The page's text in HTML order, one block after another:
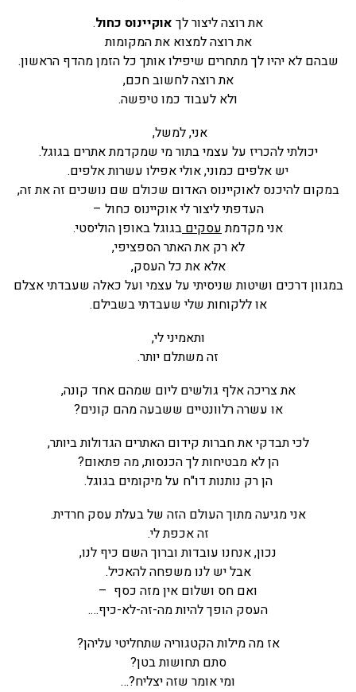
את רוצה ליצור לך אוקיינוס כחול.
את רוצה למצוא את המקומות
שבהם לא יהיו לך מתחרים שיפילו אותך כל הזמן מהדף הראשון.
את רוצה לחשוב חכם,
ולא לעבוד כמו טיפשה.
אני, למשל,
יכולתי להכריז על עצמי בתור מי שמקדמת אתרים בגוגל.
יש אלפים כמוני, אולי אפילו עשרות אלפים.
במקום להיכנס לאוקיינוס האדום שכולם שם נושכים זה את זה,
העדפתי ליצור לי אוקיינוס כחול –
אני מקדמתעסקים בגוגל באופן הוליסטי.
לא רק את האתר הספציפי,
אלא את כל העסק,
במגוון דרכים ושיטות שניסיתי על עצמי ועל כאלה שעבדתי אצלם
או ללקוחות שלי שעבדתי בשבילם.
ותאמיני לי,
זה משתלם יותר.
את צריכה אלף גולשים ליום שמהם אחד קונה,
או עשרה רלוונטיים ששבעה מהם קונים?
לכי תבדקי את חברות קידום האתרים הגדולות ביותר,
הן לא מבטיחות לך הכנסות, מה פתאום?
הן רק נותנות דו"ח על מיקומים בגוגל.
אני מגיעה מתוך העולם הזה של בעלת עסק חרדית.
זה אכפת לי.
נכון, אנחנו עובדות וברוך השם כיף לנו,
אבל יש לנו משפחה להאכיל.
ואם חס ושלום אין מזה כסף –
העסק הופך להיות מה-זה-לא-כיף….
אז מה מילות הקטגוריה שתחליטי עליהן?
סתם תחושות בטן?
ומי אומר שזה יצליח?…